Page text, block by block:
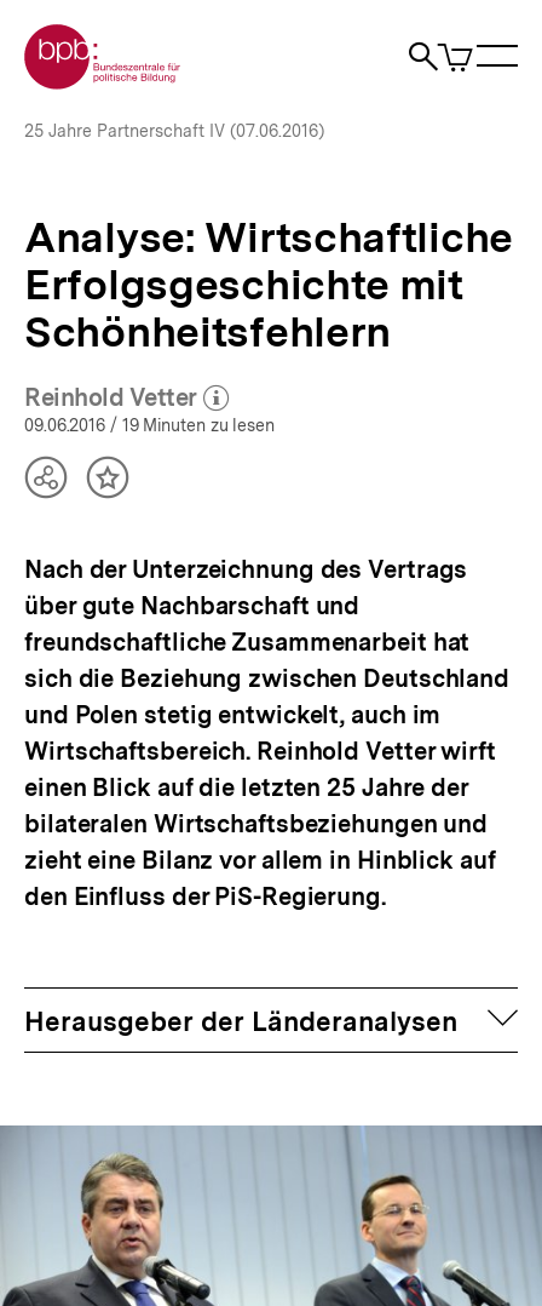
zum
Seiteninhalt
springen
Zur Startseite der bpb
Suche
Artikel
im
Analyse:
Schönheitsfehlern
bpb.de
Brotkrümelnavigation
Pfadnavigation
25 Jahre Partnerschaft IV (07.06.2016)
Analyse: Wirtschaftliche
Erfolgsgeschichte mit
Schönheitsfehlern
Reinhold Vetter
(Mehr zum Autor)
öffnen
09.06.2016 / 19 Minuten zu lesen
TeilenInhalt
Nach der Unterzeichnung des Vertrags
über gute Nachbarschaft und
freundschaftliche Zusammenarbeit hat
sich die Beziehung zwischen Deutschland
und Polen stetig entwickelt, auch im
Wirtschaftsbereich. Reinhold Vetter wirft
einen Blick auf die letzten 25 Jahre der
bilateralen Wirtschaftsbeziehungen und
zieht eine Bilanz vor allem in Hinblick auf
den Einfluss der PiS-Regierung.
Herausgeber der Länderanalysen